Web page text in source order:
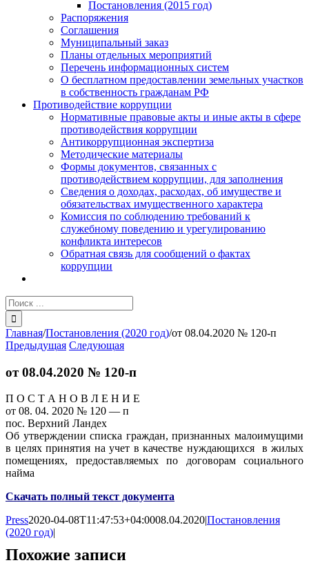
Постановления (2015 год)
Распоряжения
Соглашения
Муниципальный заказ
Планы отдельных мероприятий
Перечень информационных систем
О бесплатном предоставлении земельных участков
в собственность гражданам РФ
Противодействие коррупции
Нормативные правовые акты и иные акты в сфере
противодействия коррупции
Антикоррупционная экспертиза
Методические материалы
Формы документов, связанных с
противодействием коррупции, для заполнения
Сведения о доходах, расходах, об имуществе и
обязательствах имущественного характера
Комиссия по соблюдению требований к
служебному поведению и урегулированию
конфликта интересов
Обратная связь для сообщений о фактах
коррупции
Результат
поиска:
Главная/Постановления (2020 год)/от 08.04.2020 № 120-п
Предыдущая Следующая
от 08.04.2020 № 120-п
П О С Т А Н О В Л Е Н И Е
от 08. 04. 2020 № 120 — п
пос. Верхний Ландех
Об утверждении списка граждан, признанных малоимущими
в целях принятия на учет в качестве нуждающихся в жилых
помещениях, предоставляемых по договорам социального
найма
Скачать полный текст документа
Press2020-04-08T11:47:53+04:0008.04.2020|Постановления
(2020 год)|
Похожие записи